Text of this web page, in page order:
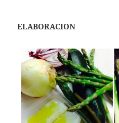
ELABORACION